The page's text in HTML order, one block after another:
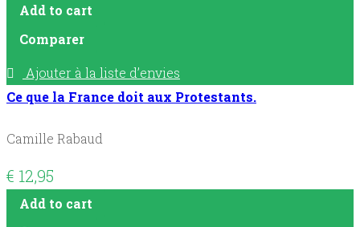
Add to cart
Comparer
Ajouter à la liste d’envies
Ce que la France doit aux Protestants.
Camille Rabaud
€ 12,95
Add to cart